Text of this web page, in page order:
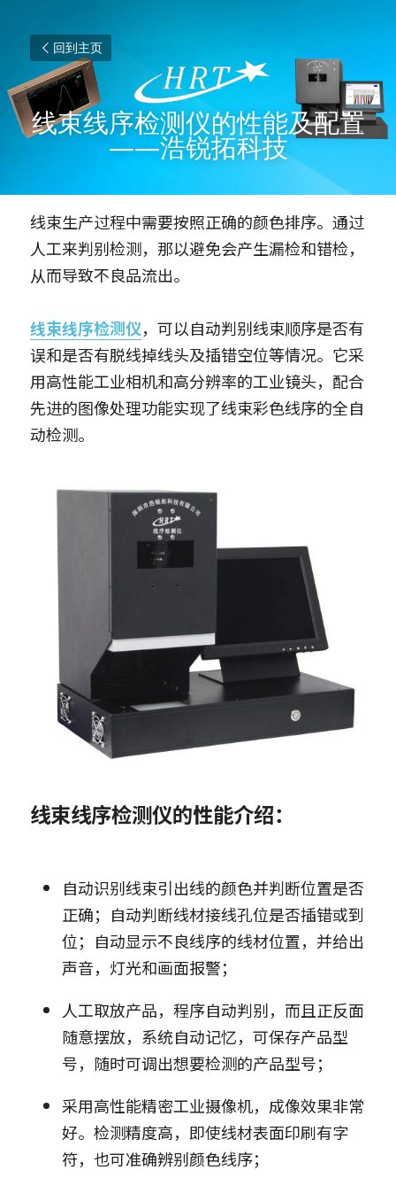
回到主页
线束线序检测仪的性能及配置
——浩锐拓科技
线束生产过程中需要按照正确的颜色排序。通过
人工来判别检测，那以避免会产生漏检和错检，
从而导致不良品流出。
线束线序检测仪，可以自动判别线束顺序是否有
误和是否有脱线掉线头及插错空位等情况。它采
用高性能工业相机和高分辨率的工业镜头，配合
先进的图像处理功能实现了线束彩色线序的全自
动检测。
线束线序检测仪的性能介绍：
自动识别线束引出线的颜色并判断位置是否
正确；自动判断线材接线孔位是否插错或到
位；自动显示不良线序的线材位置，并给出
声音，灯光和画面报警；
人工取放产品，程序自动判别，而且正反面
随意摆放，系统自动记忆，可保存产品型
号，随时可调出想要检测的产品型号；
采用高性能精密工业摄像机，成像效果非常
好。检测精度高，即使线材表面印刷有字
符，也可准确辨别颜色线序；